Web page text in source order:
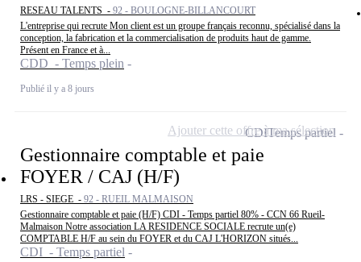
RESEAU TALENTS - 92 - BOULOGNE-BILLANCOURT
L'entreprise qui recrute Mon client est un groupe français reconnu, spécialisé dans la
conception, la fabrication et la commercialisation de produits haut de gamme.
Présent en France et à...
CDD - Temps plein
Publié il y a 8 jours
Gestionnaire comptable et paie
FOYER / CAJ (H/F)
LRS - SIEGE - 92 - RUEIL MALMAISON
Gestionnaire comptable et paie (H/F) CDI - Temps partiel 80% - CCN 66 Rueil-
Malmaison Notre association LA RESIDENCE SOCIALE recrute un(e)
COMPTABLE H/F au sein du FOYER et du CAJ L'HORIZON situés...
CDI - Temps partiel
CDITemps partiel
Ajouter cette offre à ma sélection